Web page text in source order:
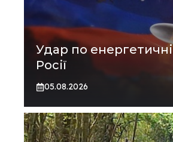
Удар по
Росії
05.08.2026